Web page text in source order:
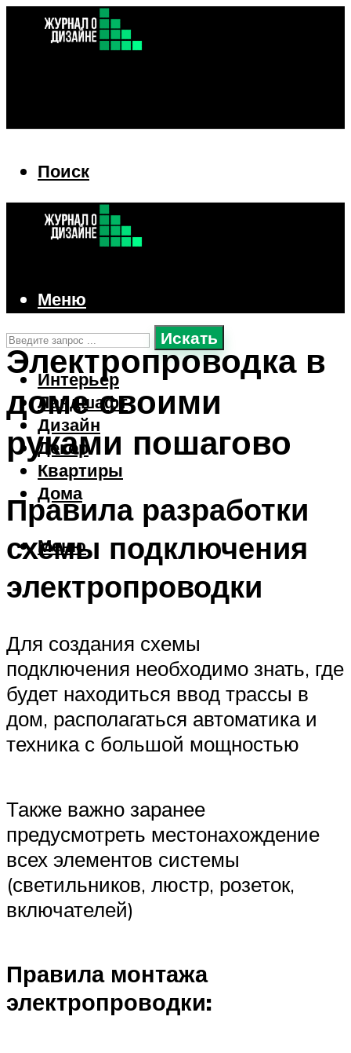
Поиск
Искать
Интерьер
Ландшафт
Дизайн
Декор
Квартиры
Дома
Меню
Меню
Электропроводка в
доме своими
руками пошагово
Правила разработки
схемы подключения
электропроводки
Для создания схемы
подключения необходимо знать, где
будет находиться ввод трассы в
дом, располагаться автоматика и
техника с большой мощностью
Также важно заранее
предусмотреть местонахождение
всех элементов системы
(светильников, люстр, розеток,
включателей)
Правила монтажа
электропроводки: